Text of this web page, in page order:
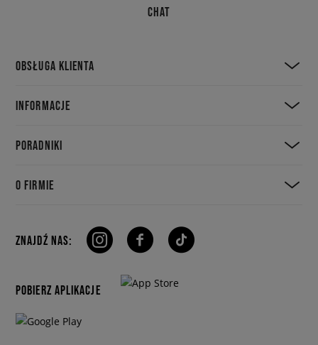
CHAT
OBSŁUGA KLIENTA
INFORMACJE
PORADNIKI
O FIRMIE
ZNAJDŹ NAS:
POBIERZ APLIKACJE